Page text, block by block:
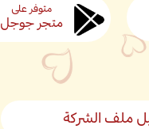
متوفر على
متجر جوجل
ملف الشركة